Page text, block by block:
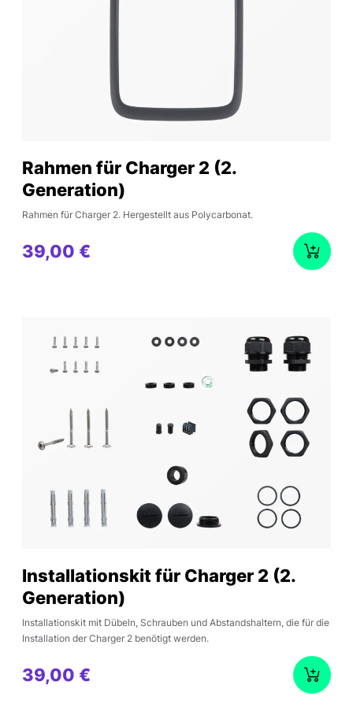
Rahmen für Charger 2 (2.
Generation)
Rahmen für Charger 2. Hergestellt aus Polycarbonat.
39,00 €
Installationskit für Charger 2 (2.
Generation)
Installationskit mit Dübeln, Schrauben und Abstandshaltern, die für die
Installation der Charger 2 benötigt werden.
39,00 €